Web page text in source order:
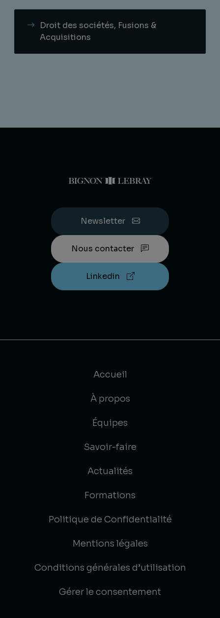
Droit des sociétés, Fusions &
Acquisitions
Newsletter
Nous contacter
Linkedin
Accueil
À propos
Équipes
Savoir-faire
Actualités
Formations
Politique de Confidentialité
Mentions légales
Conditions générales d’utilisation
Gérer le consentement